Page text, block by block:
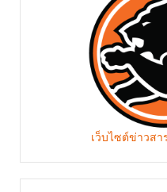
เว็บไซต์ข่าวสา